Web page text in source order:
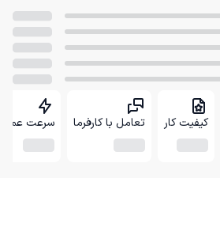
کیفیت کار تعامل با کارفرما سرعت عمل